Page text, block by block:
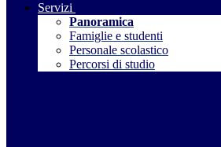
Servizi
Panoramica
Famiglie e studenti
Personale scolastico
Percorsi di studio